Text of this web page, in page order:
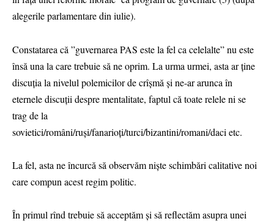
alegerile parlamentare din iulie).
Constatarea că ”guvernarea PAS este la fel ca celelalte” nu este
însă una la care trebuie să ne oprim. La urma urmei, asta ar ține
discuția la nivelul polemicilor de crîșmă și ne-ar arunca în
eternele discuții despre mentalitate, faptul că toate relele ni se
trag de la
sovietici/români/ruși/fanarioți/turci/bizantini/romani/daci etc.
La fel, asta ne încurcă să observăm niște schimbări calitative noi
care compun acest regim politic.
În primul rînd trebuie să acceptăm și să reflectăm asupra unei